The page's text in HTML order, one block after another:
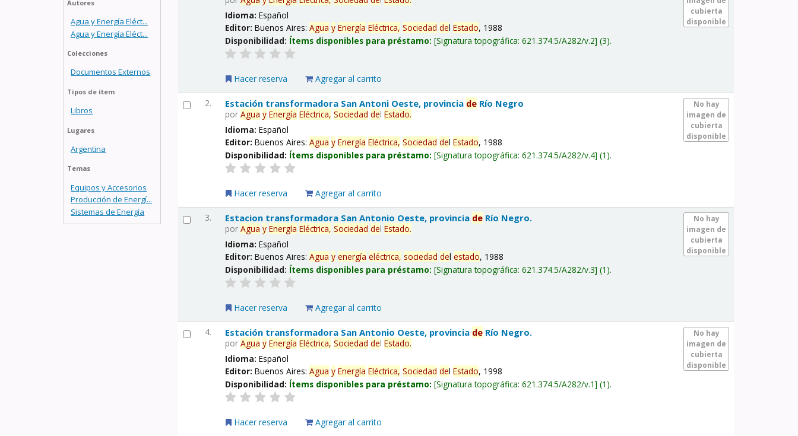
Autores
Agua y Energía Eléct...
Agua y Energía Eléct...
Colecciones
Documentos Externos
Tipos de ítem
Libros
Lugares
Argentina
Temas
Equipos y Accesorios
Producción de Energí...
Sistemas de Energía
cubierta
disponible
Idioma:Español
Editor:Buenos Aires:Agua y Energía Eléctrica, Sociedad delEstado, 1988
Disponibilidad: Ítems disponibles para préstamo: Signatura topográfica:621.374.5/A282/v.2 (3).
Hacer reserva Agregar al carrito
2.
No hay
imagen de
cubierta
disponible
Estación transformadora San Antoni Oeste, provincia de Río Negro
porAgua y Energía Eléctrica, Sociedad delEstado.
Idioma:Español
Editor:Buenos Aires:Agua y Energía Eléctrica, Sociedad delEstado, 1988
Disponibilidad: Ítems disponibles para préstamo: Signatura topográfica:621.374.5/A282/v.4 (1).
Hacer reserva Agregar al carrito
3.
No hay
imagen de
cubierta
disponible
Estacion transformadora San Antonio Oeste, provincia de Río Negro.
porAgua y Energía Eléctrica, Sociedad delEstado.
Idioma:Español
Editor:Buenos Aires:Agua y energía eléctrica, sociedad delestado, 1988
Disponibilidad: Ítems disponibles para préstamo: Signatura topográfica:621.374.5/A282/v.3 (1).
Hacer reserva Agregar al carrito
4.
No hay
imagen de
cubierta
disponible
Estación transformadora San Antonio Oeste, provincia de Río Negro.
porAgua y Energía Eléctrica, Sociedad delEstado.
Idioma:Español
Editor:Buenos Aires:Agua y Energía Eléctrica, Sociedad delEstado, 1998
Disponibilidad: Ítems disponibles para préstamo: Signatura topográfica:621.374.5/A282/v.1 (1).
Hacer reserva Agregar al carrito